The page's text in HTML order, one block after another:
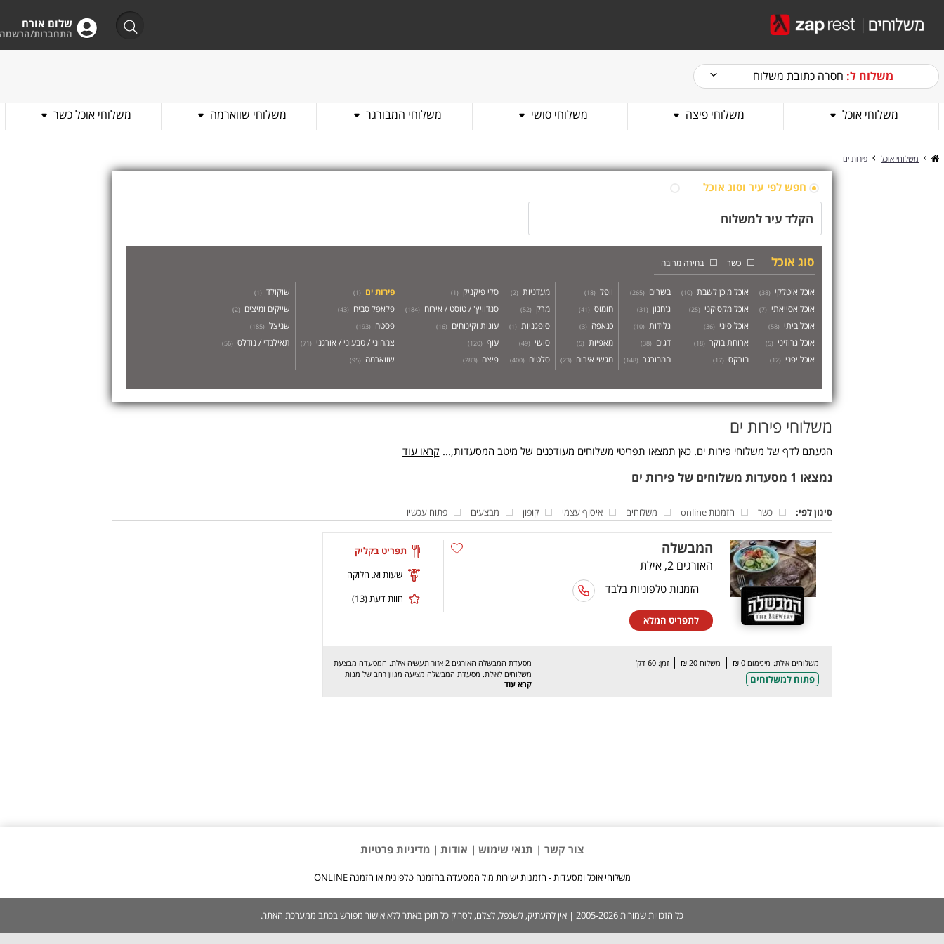
שלום אורח
התחברות/הרשמה
משלוח ל: חסרה כתובת משלוח
משלוחי אוכל משלוחי פיצה משלוחי סושי משלוחי המבורגר משלוחי שווארמה משלוחי אוכל כשר
משלוחי אוכל פירות ים
חפש לפי עיר וסוג אוכל
סוג אוכל כשר בחירה מרובה
אוכל איטלקי (
38
)
אוכל אסייאתי (
7
)
אוכל ביתי (
58
)
אוכל גרוזיני (
5
)
אוכל יפני (
12
)
אוכל מוכן לשבת (
10
)
אוכל מקסיקני (
25
)
אוכל סיני (
36
)
ארוחת בוקר (
18
)
בורקס (
17
)
בשרים (
265
)
ג'חנון (
31
)
גלידות (
10
)
דגים (
38
)
המבורגר (
148
)
וופל (
18
)
חומוס (
41
)
כנאפה (
3
)
מאפיות (
5
)
מגשי אירוח (
23
)
מעדניות (
2
)
מרק (
52
)
סופגניות (
1
)
סושי (
49
)
סלטים (
400
)
סלי פיקניק (
1
)
סנדוויץ' / טוסט / אירוח (
184
)
עוגות וקינוחים (
16
)
עוף (
120
)
פיצה (
283
)
פירות ים (
1
)
פלאפל סביח (
43
)
פסטה (
193
)
צמחוני / טבעוני / אורגני (
71
)
שווארמה (
95
)
שוקולד (
1
)
שייקים ומיצים (
2
)
שניצל (
185
)
תאילנדי / נודלס (
56
)
משלוחי פירות ים
הגעתם לדף של משלוחי פירות ים. כאן תמצאו תפריטי משלוחים מעודכנים של מיטב המסעדות,... קראו עוד
נמצאו 1 מסעדות משלוחים של פירות ים
סינון לפי: כשר הזמנות online משלוחים איסוף עצמי קופון מבצעים פתוח עכשיו
המבשלה
האורגים 2, אילת
הזמנות טלפוניות בלבד
לתפריט המלא
תפריט בקליק
שעות וא. חלוקה
חוות דעת (13
)
משלוחים אילת: מינימום 0 ₪ | משלוח 20 ₪ | זמן: 60 דק’
פתוח למשלוחים
מסעדת המבשלה האורגים 2 אזור תעשיה אילת. המסעדה מבצעת
משלוחים לאילת. מסעדת המבשלה מציעה מגוון רחב של מנות
טעימות במיוחד כמו: פיצה, כרובית מטוגנת, טבעות בצל, כנפיים,
המבורגר אסאדו, המבורגר טבעוני, סלט תאילנדי, פסטה פוזילי גבינות,
קרא עוד
צור קשר | תנאי שימוש | אודות | מדיניות פרטיות
משלוחי אוכל ומסעדות - הזמנות ישירות מול המסעדה בהזמנה טלפונית או הזמנה ONLINE
כל הזכויות שמורות 2005-2026 | אין להעתיק, לשכפל, לצלם, לסרוק כל תוכן באתר ללא אישור מפורש בכתב ממערכת האתר.